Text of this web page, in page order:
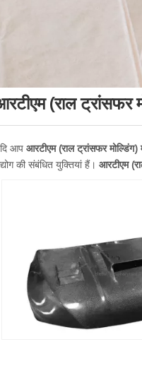
(राल ट्रांसफर
आप आरटीएम (राल ट्रांसफर
की संबंधित युक्तियां हैं। आरटीएम